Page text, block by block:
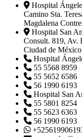
Hospital
Camino Sta.
Magdalena
Hospital San
Consult. 819, Av.
Ciudad de
Hospital
55 5568 8959
55 5652 6586
56 1990 6193
Hospital San
55 5801 8254
55 5623 6363
56 1990 6193